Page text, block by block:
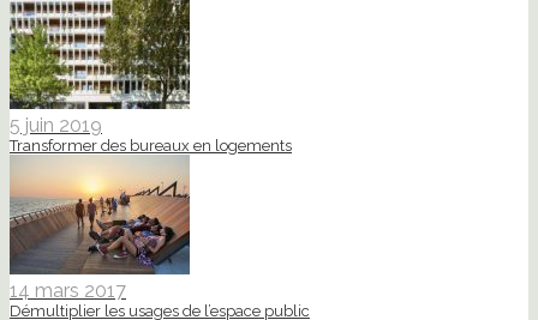
5 juin 2019
Transformer des bureaux en logements
14 mars 2017
Démultiplier les usages de l’espace public